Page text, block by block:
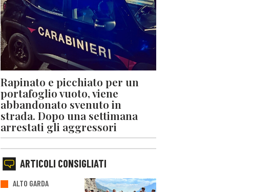
Rapinato e picchiato per un
portafoglio vuoto, viene
abbandonato svenuto in
strada. Dopo una settimana
arrestati gli aggressori
ARTICOLI CONSIGLIATI
ALTO GARDA